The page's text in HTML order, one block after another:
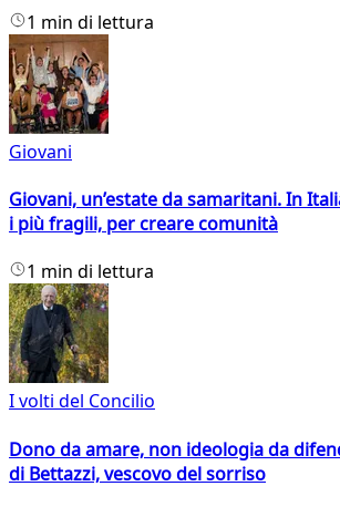
1 min di lettura
Giovani
Giovani, un’estate da samaritani. In
i più fragili, per creare comunità
1 min di lettura
I volti del Concilio
Dono da amare, non ideologia da
di Bettazzi, vescovo del sorriso